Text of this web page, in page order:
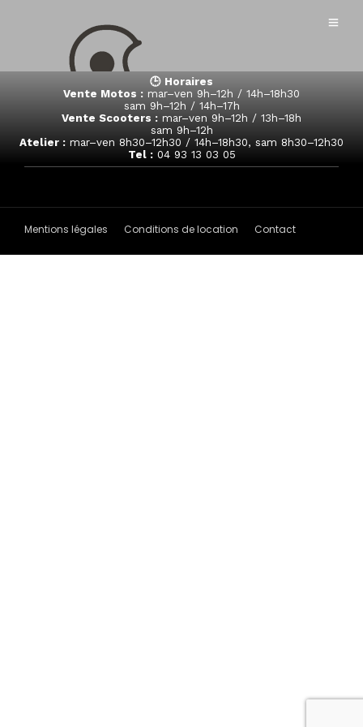
🕒 Horaires
Vente Motos : mar–ven 9h–12h / 14h–18h30
sam 9h–12h / 14h–17h
Vente Scooters : mar–ven 9h–12h / 13h–18h
sam 9h–12h
Atelier : mar–ven 8h30–12h30 / 14h–18h30, sam 8h30–12h30
Tel :04 93 13 03 05
Mentions légales Conditions de location Contact